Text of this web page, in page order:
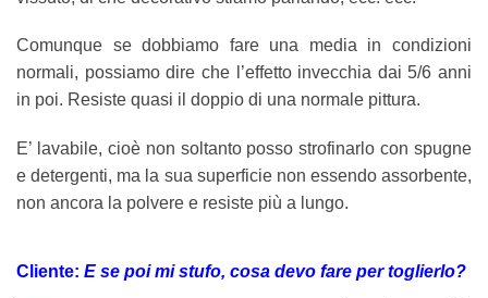
Comunque se dobbiamo fare una media in condizioni
normali, possiamo dire che l’effetto invecchia dai 5/6 anni
in poi. Resiste quasi il doppio di una normale pittura.
E’ lavabile, cioè non soltanto posso strofinarlo con spugne
e detergenti, ma la sua superficie non essendo assorbente,
non ancora la polvere e resiste più a lungo.
Cliente: E se poi mi stufo, cosa devo fare per toglierlo?